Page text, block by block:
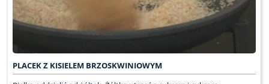
PLACEK Z KISIELEM BRZOSKWINIOWYM